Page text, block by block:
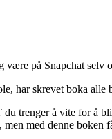
på Snapchat
har skrevet boka
trenger å vite for å
med denne boken